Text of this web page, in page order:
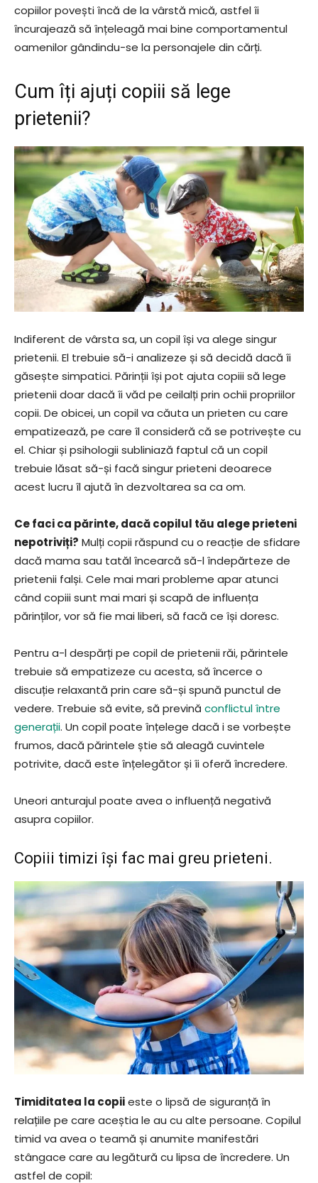
copiilor povești încă de la vârstă mică, astfel îi
încurajează să înțeleagă mai bine comportamentul
oamenilor gândindu-se la personajele din cărți.
Cum îți ajuți copiii să lege
prietenii?
Indiferent de vârsta sa, un copil își va alege singur
prietenii. El trebuie să-i analizeze și să decidă dacă îi
găsește simpatici. Părinții își pot ajuta copiii să lege
prietenii doar dacă îi văd pe ceilalți prin ochii propriilor
copii. De obicei, un copil va căuta un prieten cu care
empatizează, pe care îl consideră că se potrivește cu
el. Chiar și psihologii subliniază faptul că un copil
trebuie lăsat să-și facă singur prieteni deoarece
acest lucru îl ajută în dezvoltarea sa ca om.
Ce faci ca părinte, dacă copilul tău alege prieteni
nepotriviți? Mulți copii răspund cu o reacție de sfidare
dacă mama sau tatăl încearcă să-l îndepărteze de
prietenii falși. Cele mai mari probleme apar atunci
când copiii sunt mai mari și scapă de influența
părinților, vor să fie mai liberi, să facă ce își doresc.
Pentru a-l despărți pe copil de prietenii răi, părintele
trebuie să empatizeze cu acesta, să încerce o
discuție relaxantă prin care să-și spună punctul de
vedere. Trebuie să evite, să prevină conflictul între
generații. Un copil poate înțelege dacă i se vorbește
frumos, dacă părintele știe să aleagă cuvintele
potrivite, dacă este înțelegător și îi oferă încredere.
Uneori anturajul poate avea o influență negativă
asupra copiilor.
Copiii timizi își fac mai greu prieteni.
Timiditatea la copiieste o lipsă de siguranță în
relațiile pe care aceștia le au cu alte persoane. Copilul
timid va avea o teamă și anumite manifestări
stângace care au legătură cu lipsa de încredere. Un
astfel de copil: